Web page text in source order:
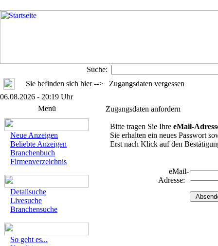
Suche:
Sie befinden sich hier --> Zugangsdaten vergessen
06.08.2026 - 20:19 Uhr
Menü
Neue Anzeigen
Beliebte Anzeigen
Branchenbuch
Firmenverzeichnis
Detailsuche
Livesuche
Branchensuche
So geht es...
Zugangsdaten anfordern
Bitte tragen Sie Ihre eMail-
Sie erhalten ein neues Passwort
Erst nach Klick auf den
eMail-
Adresse: